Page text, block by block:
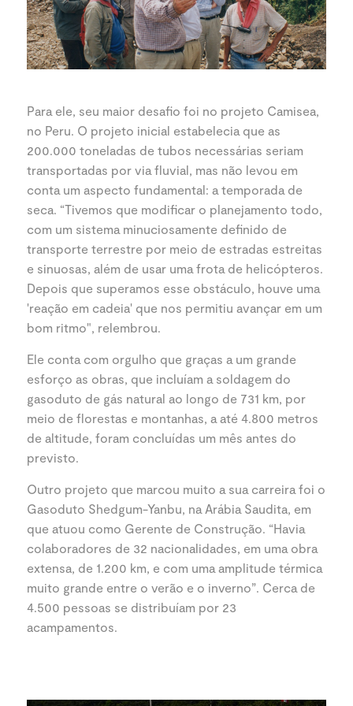
Para ele, seu maior desafio foi no projeto Camisea,
no Peru. O projeto inicial estabelecia que as
200.000 toneladas de tubos necessárias seriam
transportadas por via fluvial, mas não levou em
conta um aspecto fundamental: a temporada de
seca. “Tivemos que modificar o planejamento todo,
com um sistema minuciosamente definido de
transporte terrestre por meio de estradas estreitas
e sinuosas, além de usar uma frota de helicópteros.
Depois que superamos esse obstáculo, houve uma
'reação em cadeia' que nos permitiu avançar em um
bom ritmo", relembrou.
Ele conta com orgulho que graças a um grande
esforço as obras, que incluíam a soldagem do
gasoduto de gás natural ao longo de 731 km, por
meio de florestas e montanhas, a até 4.800 metros
de altitude, foram concluídas um mês antes do
previsto.
Outro projeto que marcou muito a sua carreira foi o
Gasoduto Shedgum-Yanbu, na Arábia Saudita, em
que atuou como Gerente de Construção. “Havia
colaboradores de 32 nacionalidades, em uma obra
extensa, de 1.200 km, e com uma amplitude térmica
muito grande entre o verão e o inverno”. Cerca de
4.500 pessoas se distribuíam por 23
acampamentos.